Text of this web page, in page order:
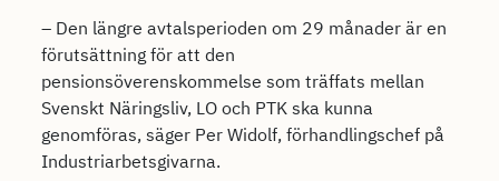
– Den längre avtalsperioden om 29 månader är en
förutsättning för att den
pensionsöverenskommelse som träffats mellan
Svenskt Näringsliv, LO och PTK ska kunna
genomföras, säger Per Widolf, förhandlingschef på
Industriarbetsgivarna.